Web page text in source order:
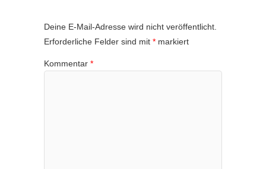
Deine E-Mail-Adresse wird nicht veröffentlicht.
Erforderliche Felder sind mit * markiert
Kommentar *